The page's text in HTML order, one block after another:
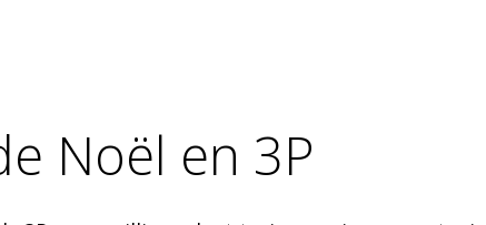
Noël en 3P